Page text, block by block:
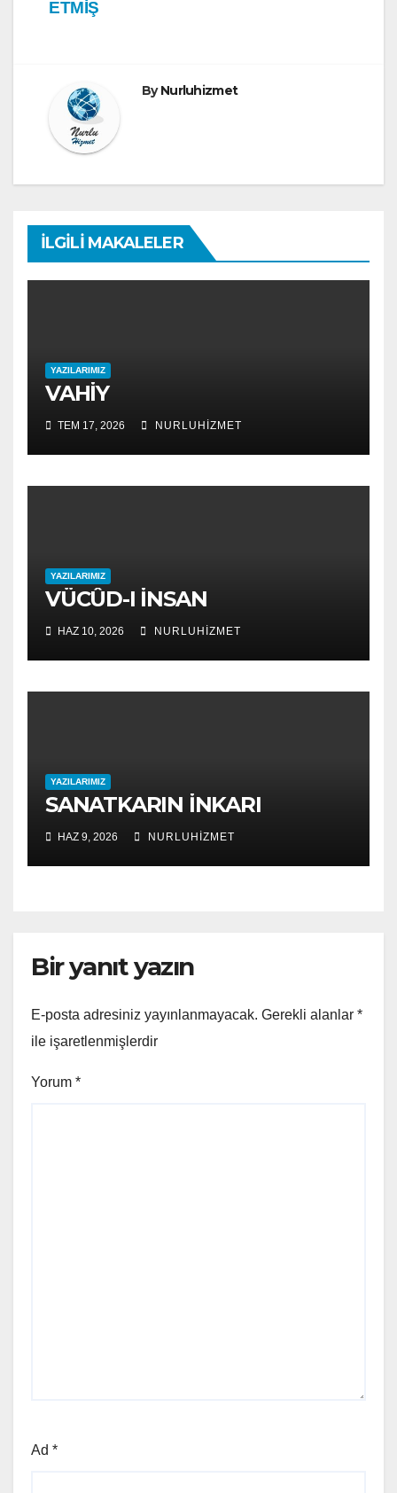
ETMİŞ
ByNurluhizmet
İLGILI MAKALELER
YAZILARIMIZ
VAHİY
TEM 17, 2026 NURLUHIZMET
YAZILARIMIZ
VÜCÛD-I İNSAN
HAZ 10, 2026 NURLUHIZMET
YAZILARIMIZ
SANATKARIN İNKARI
HAZ 9, 2026 NURLUHIZMET
Bir yanıt yazın
E-posta adresiniz yayınlanmayacak. Gerekli alanlar *
ile işaretlenmişlerdir
Yorum *
Ad *